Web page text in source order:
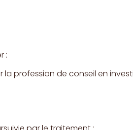
:
profession de conseil en